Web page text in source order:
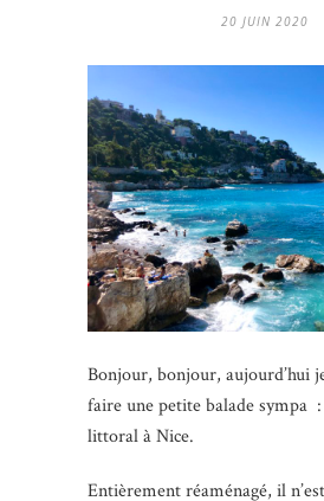
20 JUIN 2020
Bonjour, bonjour, aujourd’hui
faire une petite balade sympa
littoral à Nice.
Entièrement réaménagé, il